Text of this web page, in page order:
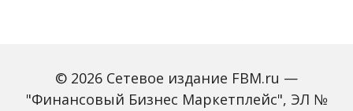
© 2026 Сетевое издание FBM.ru —
"Финансовый Бизнес Маркетплейс", ЭЛ №